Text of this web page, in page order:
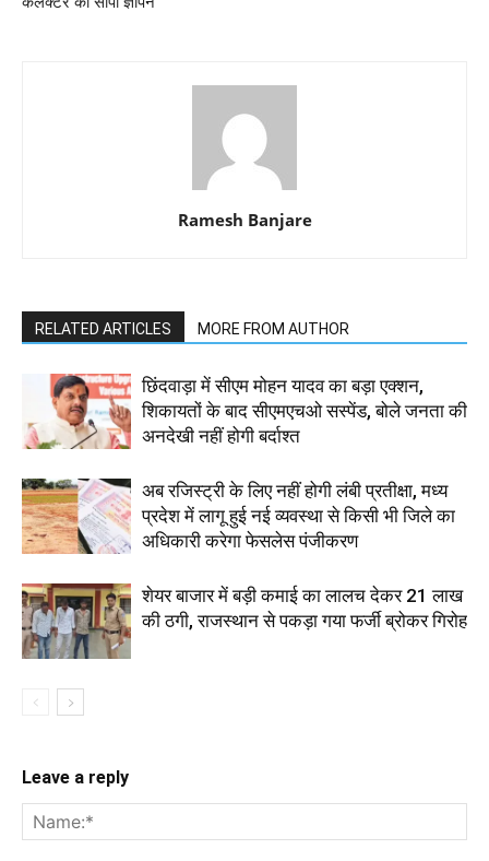
Ramesh Banjare
RELATED ARTICLES MORE FROM AUTHOR
छिंदवाड़ा में सीएम मोहन यादव का बड़ा एक्शन,
शिकायतों के बाद सीएमएचओ सस्पेंड, बोले जनता की
अनदेखी नहीं होगी बर्दाश्त
अब रजिस्ट्री के लिए नहीं होगी लंबी प्रतीक्षा, मध्य
प्रदेश में लागू हुई नई व्यवस्था से किसी भी जिले का
अधिकारी करेगा फेसलेस पंजीकरण
शेयर बाजार में बड़ी कमाई का लालच देकर 21 लाख
की ठगी, राजस्थान से पकड़ा गया फर्जी ब्रोकर गिरोह
Leave a reply